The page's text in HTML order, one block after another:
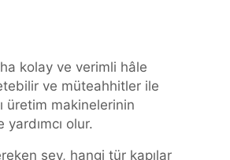
kolay ve verimli hâle
ve müteahhitler ile
üretim makinelerinin
olur.
şey, hangi tür kapılar